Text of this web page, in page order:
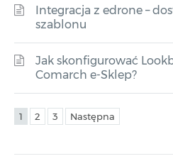
Integracja z edrone –
szablonu
Jak skonfigurować
Comarch e-Sklep?
1 2 3 Następna